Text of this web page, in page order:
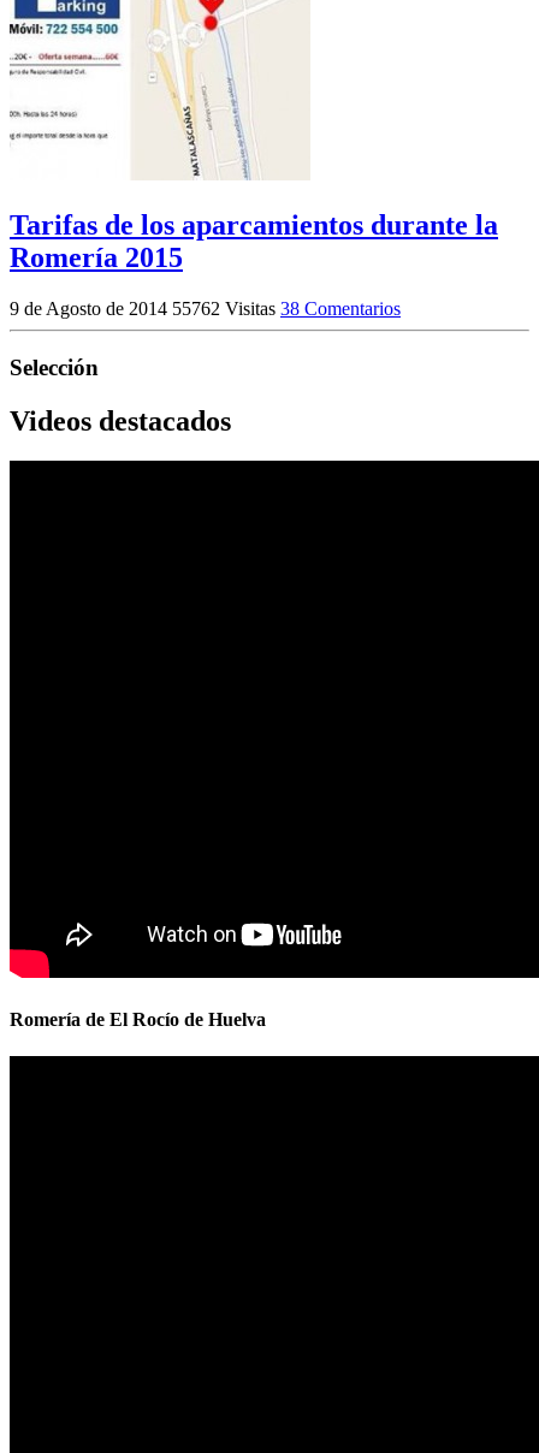
Tarifas de los aparcamientos durante la
Romería 2015
9 de Agosto de 2014 55762 Visitas 38 Comentarios
Selección
Videos destacados
Romería de El Rocío de Huelva